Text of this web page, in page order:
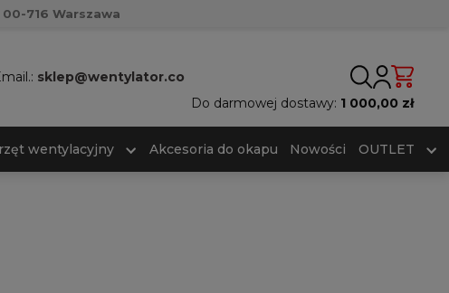
716 Warszawa
sklep@wentylator.co
Do darmowej dostawy: 1 000,00 zł
wentylacyjny Akcesoria do okapu Nowości OUTLET